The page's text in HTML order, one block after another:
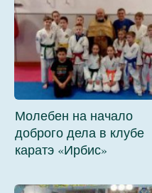
Молебен на начало
доброго дела в клубе
каратэ «Ирбис»